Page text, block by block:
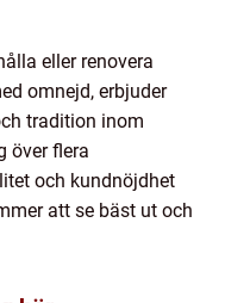
eller renovera
omnejd, erbjuder
tradition inom
över flera
och kundnöjdhet
att se bäst ut och